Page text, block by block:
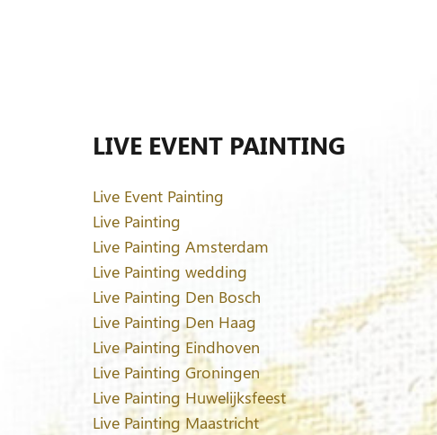
LIVE EVENT PAINTING
Live Event Painting
Live Painting
Live Painting Amsterdam
Live Painting wedding
Live Painting Den Bosch
Live Painting Den Haag
Live Painting Eindhoven
Live Painting Groningen
Live Painting Huwelijksfeest
Live Painting Maastricht